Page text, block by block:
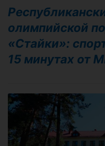
олимпийской
«Стайки»:
15 минутах от